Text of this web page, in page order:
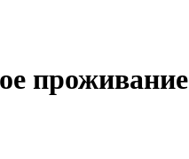
проживание